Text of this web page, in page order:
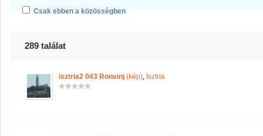
Csak ebben a közösségben
289 találat
isztria2 043 Ronvinj (kép), Isztria